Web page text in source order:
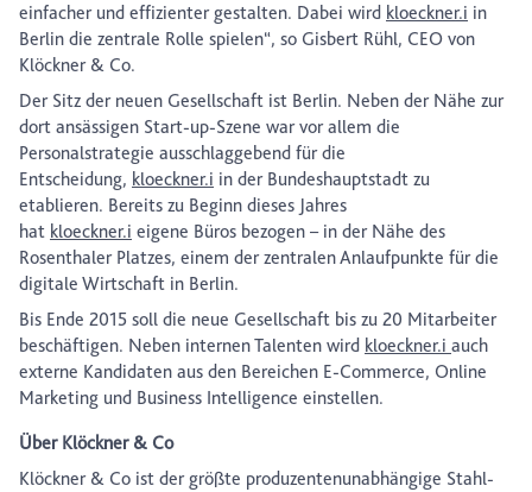
einfacher und effizienter gestalten. Dabei wird kloeckner.i in
Berlin die zentrale Rolle spielen“, so Gisbert Rühl, CEO von
Klöckner & Co.
Der Sitz der neuen Gesellschaft ist Berlin. Neben der Nähe zur
dort ansässigen Start-up-Szene war vor allem die
Personalstrategie ausschlaggebend für die
Entscheidung, kloeckner.i in der Bundeshauptstadt zu
etablieren. Bereits zu Beginn dieses Jahres
hat kloeckner.i eigene Büros bezogen – in der Nähe des
Rosenthaler Platzes, einem der zentralen Anlaufpunkte für die
digitale Wirtschaft in Berlin.
Bis Ende 2015 soll die neue Gesellschaft bis zu 20 Mitarbeiter
beschäftigen. Neben internen Talenten wird kloeckner.i auch
externe Kandidaten aus den Bereichen E-Commerce, Online
Marketing und Business Intelligence einstellen.
Über Klöckner & Co
Klöckner & Co ist der größte produzentenunabhängige Stahl-